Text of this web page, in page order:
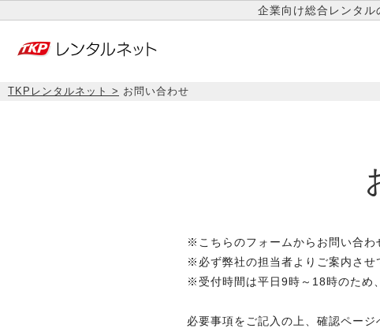
企業向け総合レンタ
TKPレンタルネット お問い合わせ
※こちらのフォームからお問い合わ
※必ず弊社の担当者よりご案内させ
※受付時間は平日9時～18時のため
必要事項をご記入の上、確認ページ